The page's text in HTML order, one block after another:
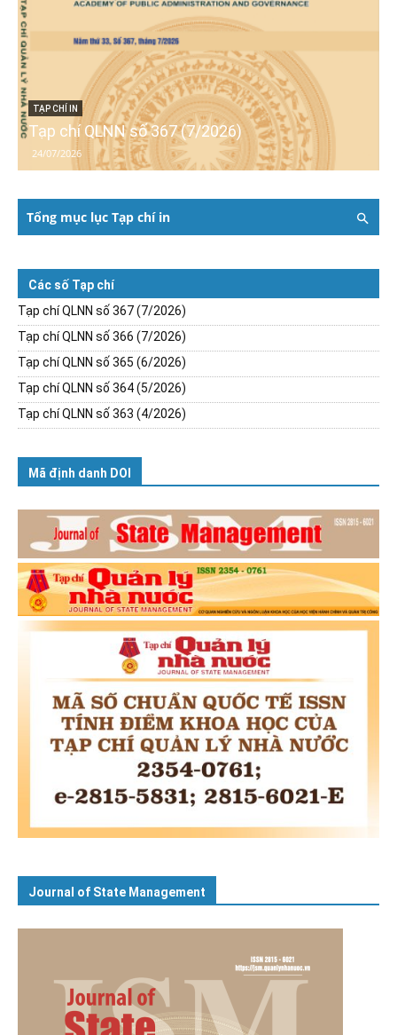
TẠP CHÍ IN
Tạp chí QLNN số 367 (7/2026)
24/07/2026
Tổng mục lục Tạp chí in
Các số Tạp chí
Tạp chí QLNN số 367 (7/2026)
Tạp chí QLNN số 366 (7/2026)
Tạp chí QLNN số 365 (6/2026)
Tạp chí QLNN số 364 (5/2026)
Tạp chí QLNN số 363 (4/2026)
Mã định danh DOI
Journal of State Management